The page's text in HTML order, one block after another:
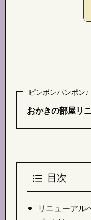
ピンポンパンポン♪
おかきの部屋リ
目次
リニューアル